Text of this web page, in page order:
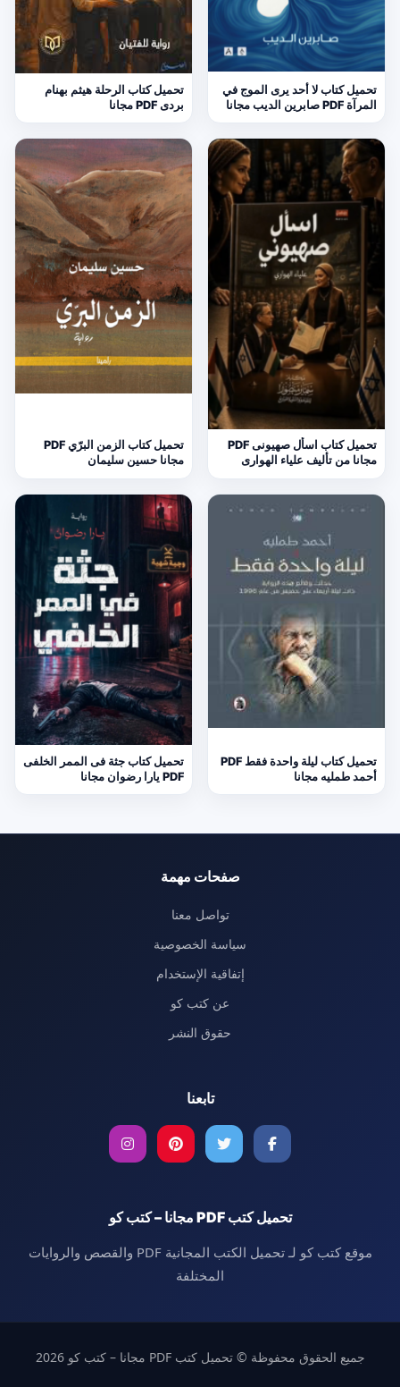
تحميل كتاب لا أحد يرى الموج في
المرآة PDF صابرين الديب مجانا
تحميل كتاب الرحلة هيثم بهنام
بردى PDF مجانا
تحميل كتاب اسأل صهيونى PDF
مجانا من تأليف علياء الهوارى
تحميل كتاب الزمن البرّي PDF
مجانا حسين سليمان
تحميل كتاب ليلة واحدة فقط PDF
أحمد طمليه مجانا
تحميل كتاب جثة فى الممر الخلفى
PDF يارا رضوان مجانا
صفحات مهمة
تواصل معنا
سياسة الخصوصية
إتفاقية الإستخدام
عن كتب كو
حقوق النشر
تابعنا
تحميل كتب PDF مجانا – كتب كو
موقع كتب كو لـ تحميل الكتب المجانية PDF والقصص والروايات
المختلفة
جميع الحقوق محفوظة © تحميل كتب PDF مجانا – كتب كو 2026